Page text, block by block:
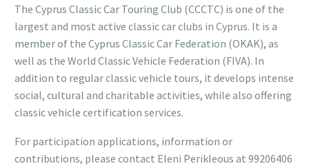
The Cyprus Classic Car Touring Club (CCCTC) is one of the
largest and most active classic car clubs in Cyprus. It is a
member of the Cyprus Classic Car Federation (OKAK), as
well as the World Classic Vehicle Federation (FIVA). In
addition to regular classic vehicle tours, it develops intense
social, cultural and charitable activities, while also offering
classic vehicle certification services.
For participation applications, information or
contributions, please contact Eleni Perikleous at 99206406